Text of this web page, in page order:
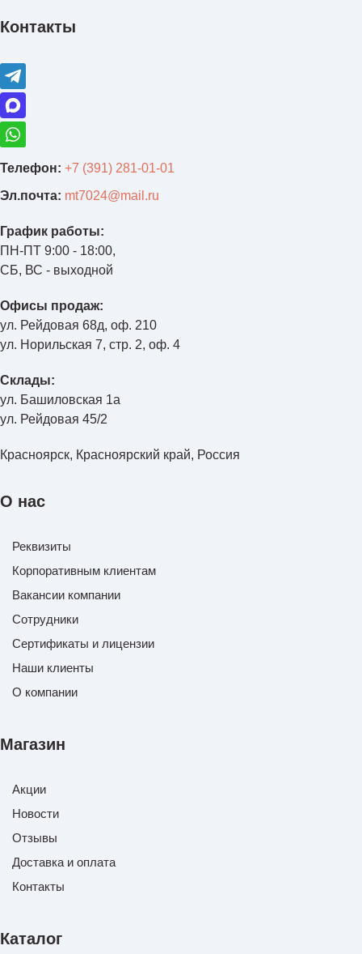
Контакты
Телефон: +7 (391) 281-01-01
Эл.почта: mt7024@mail.ru
График работы:
ПН-ПТ 9:00 - 18:00,
СБ, ВС - выходной
Офисы продаж:
ул. Рейдовая 68д, оф. 210
ул. Норильская 7, стр. 2, оф. 4
Склады:
ул. Башиловская 1а
ул. Рейдовая 45/2
Красноярск, Красноярский край, Россия
О нас
Реквизиты
Корпоративным клиентам
Вакансии компании
Сотрудники
Сертификаты и лицензии
Наши клиенты
О компании
Магазин
Акции
Новости
Отзывы
Доставка и оплата
Контакты
Каталог